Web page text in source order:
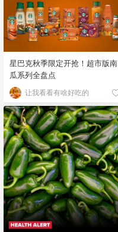
星巴克秋季限定开抢！超市版南
瓜系列全盘点
让我看看有啥好吃的